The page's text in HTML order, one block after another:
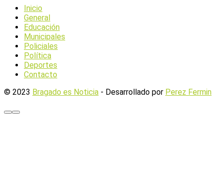
Inicio
General
Educación
Municipales
Policiales
Política
Deportes
Contacto
© 2023 Bragado es Noticia - Desarrollado por Perez Fermin